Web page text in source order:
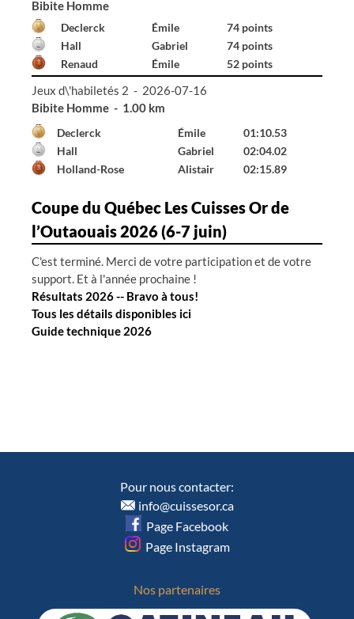
Bibite Homme
Declerck Émile
74 points
Hall
Gabriel
74 points
Renaud
Émile 52 points
Jeux d\'habiletés 2 - 2026-07-16
Bibite Homme - 1.00 km
Declerck Émile
01:10.53
Hall
Gabriel
02:04.02
Holland-Rose
Alistair 02:15.89
Coupe du Québec Les Cuisses Or de
l’Outaouais 2026 (6-7 juin)
C'est terminé. Merci de votre participation et de votre
support. Et à l'année prochaine !
Résultats 2026 -- Bravo à tous!
Tous les détails disponibles ici
Guide technique 2026
Nos partenaires
Pour nous contacter:
info@cuissesor.ca
Page Facebook
Page Instagram